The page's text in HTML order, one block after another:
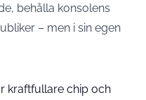
behålla konsolens
– men i sin egen
kraftfullare chip och